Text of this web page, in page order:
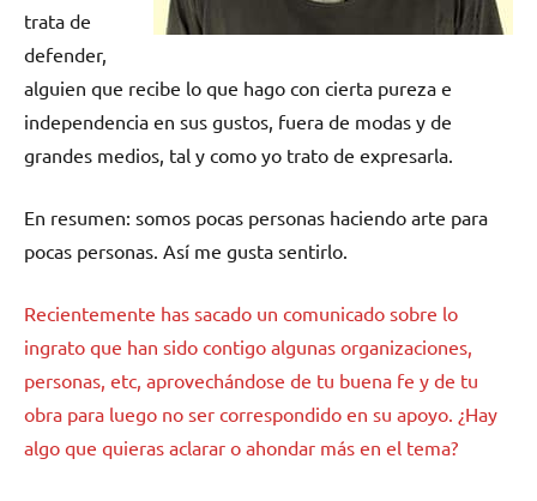
trata de
defender,
alguien que recibe lo que hago con cierta pureza e
independencia en sus gustos, fuera de modas y de
grandes medios, tal y como yo trato de expresarla.
En resumen: somos pocas personas haciendo arte para
pocas personas. Así me gusta sentirlo.
Recientemente has sacado un comunicado sobre lo
ingrato que han sido contigo algunas organizaciones,
personas, etc, aprovechándose de tu buena fe y de tu
obra para luego no ser correspondido en su apoyo. ¿Hay
algo que quieras aclarar o ahondar más en el tema?